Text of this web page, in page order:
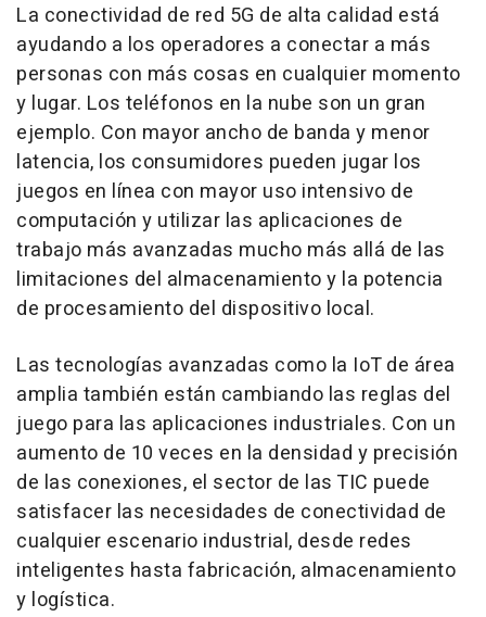
La conectividad de red 5G de alta calidad está
ayudando a los operadores a conectar a más
personas con más cosas en cualquier momento
y lugar. Los teléfonos en la nube son un gran
ejemplo. Con mayor ancho de banda y menor
latencia, los consumidores pueden jugar los
juegos en línea con mayor uso intensivo de
computación y utilizar las aplicaciones de
trabajo más avanzadas mucho más allá de las
limitaciones del almacenamiento y la potencia
de procesamiento del dispositivo local.
Las tecnologías avanzadas como la IoT de área
amplia también están cambiando las reglas del
juego para las aplicaciones industriales. Con un
aumento de 10 veces en la densidad y precisión
de las conexiones, el sector de las TIC puede
satisfacer las necesidades de conectividad de
cualquier escenario industrial, desde redes
inteligentes hasta fabricación, almacenamiento
y logística.